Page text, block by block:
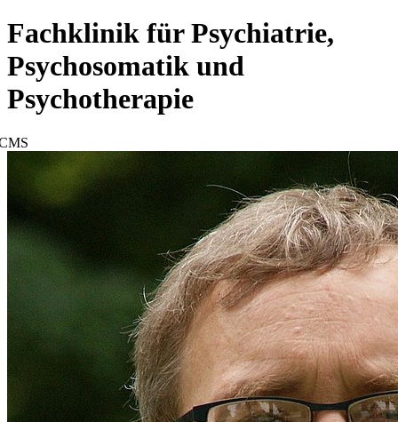
Fachklinik für Psychiatrie,
Psychosomatik und
Psychotherapie